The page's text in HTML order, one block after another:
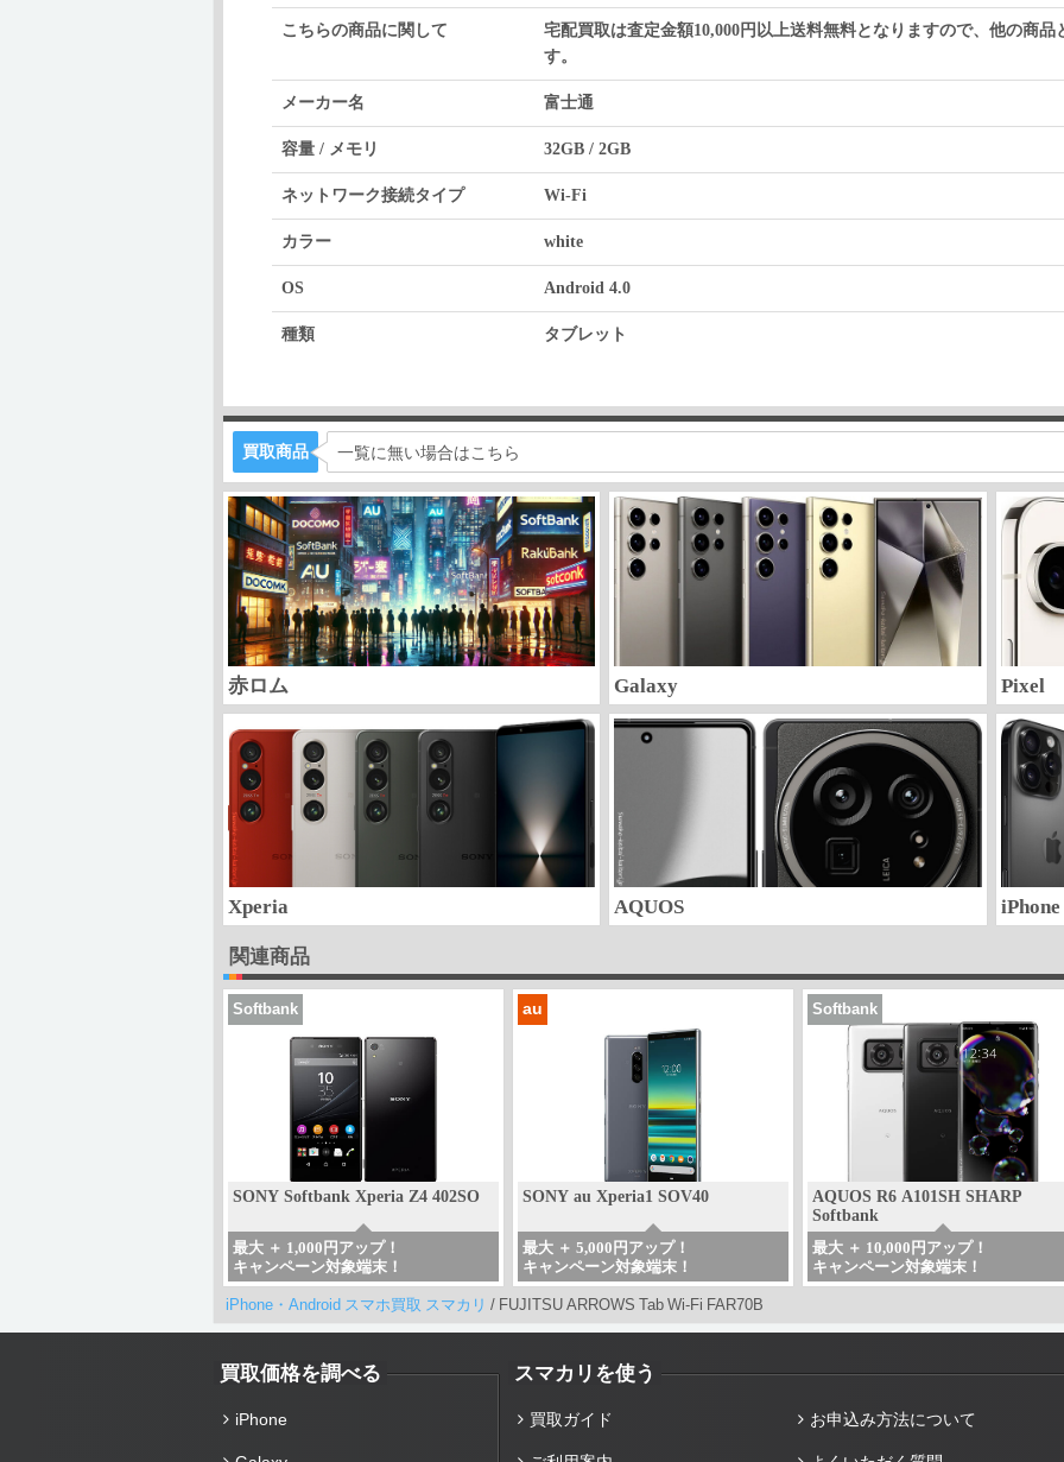
こちらの商品に関して
宅配買取は査定金額10,000円以上送料無料となりますので、他の商
す。
メーカー名 富士通
容量 / メモリ 32GB / 2GB
ネットワーク接続タイプ Wi-Fi
カラー white
OS Android 4.0
種類 タブレット
買取商品 一覧に無い場合はこちら
赤ロム Galaxy Pixel
Xperia AQUOS iPhone
関連商品
Softbank
SONY Softbank Xperia Z4 402SO
最大 ＋ 1,000円アップ！
キャンペーン対象端末！
au
SONY au Xperia1 SOV40
最大 ＋ 5,000円アップ！
キャンペーン対象端末！
Softbank
AQUOS R6 A101SH SHARP
Softbank
最大 ＋ 10,000円アップ！
キャンペーン対象端末！
iPhone・Android スマホ買取 スマカリ / FUJITSU ARROWS Tab Wi-Fi FAR70B
買取価格を調べる
iPhone
スマカリを使う
買取ガイド お申込み方法について